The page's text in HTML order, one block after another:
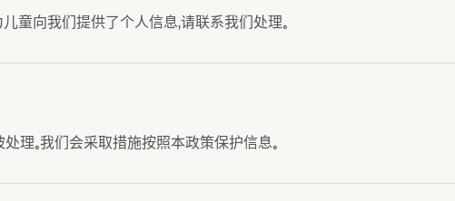
童向我们提供了个人信息，请联系我们处理。
理。我们会采取措施按照本政策保护信息。